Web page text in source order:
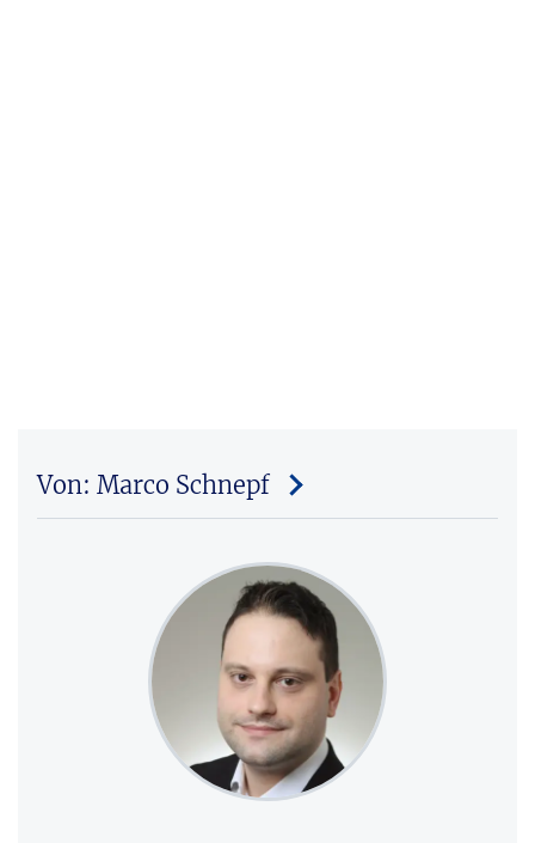
Von: Marco Schnepf